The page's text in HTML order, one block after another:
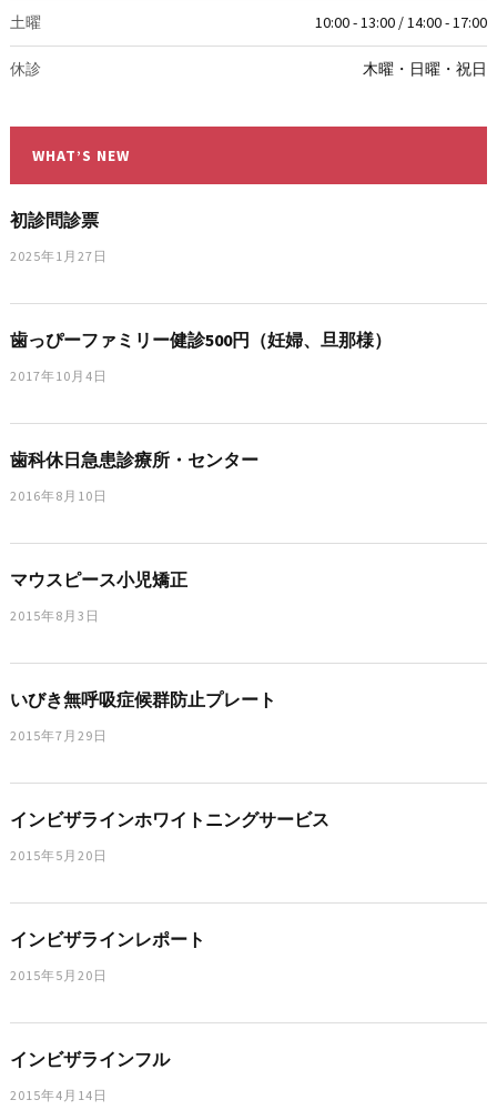
土曜 10:00 - 13:00 / 14:00 - 17:00
休診 木曜・日曜・祝日
WHAT’S NEW
初診問診票
2025年1月27日
歯っぴーファミリー健診500円（妊婦、旦那様）
2017年10月4日
歯科休日急患診療所・センター
2016年8月10日
マウスピース小児矯正
2015年8月3日
いびき無呼吸症候群防止プレート
2015年7月29日
インビザラインホワイトニングサービス
2015年5月20日
インビザラインレポート
2015年5月20日
インビザラインフル
2015年4月14日